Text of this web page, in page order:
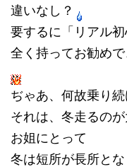
違いなし？
要するに「リアル初
全く持ってお勧め
ぢゃあ、何故乗り
それは、冬走るの
お姐にとって
冬は短所が長所と